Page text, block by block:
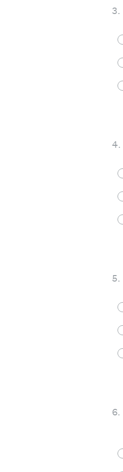
3.
4.
5.
6.